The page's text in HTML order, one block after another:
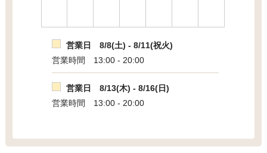
営業日 8/8(土) - 8/11(祝火)
営業時間 13:00 - 20:00
営業日 8/13(木) - 8/16(日)
営業時間 13:00 - 20:00